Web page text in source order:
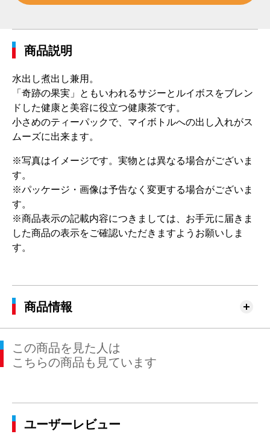
商品説明
水出し煮出し兼用。
「奇跡の果実」ともいわれるサジーとルイボスをブレン
ドした健康と美容に役立つ健康茶です。
小さめのティーパックで、マイボトルへの出し入れがス
ムーズに出来ます。
※写真はイメージです。実物とは異なる場合がございま
す。
※パッケージ・画像は予告なく変更する場合がございま
す。
※商品表示の記載内容につきましては、お手元に届きま
した商品の表示をご確認いただきますようお願いしま
す。
商品情報
この商品を見た人は
こちらの商品も見ています
ユーザーレビュー